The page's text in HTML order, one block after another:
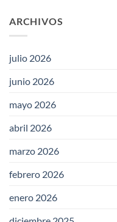
ARCHIVOS
julio 2026
junio 2026
mayo 2026
abril 2026
marzo 2026
febrero 2026
enero 2026